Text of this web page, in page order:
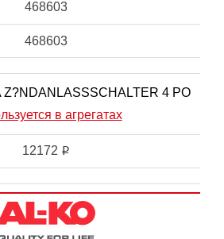
468603
468603
Z?NDANLASSSCHALTER 4 PO
в агрегатах
12172 i